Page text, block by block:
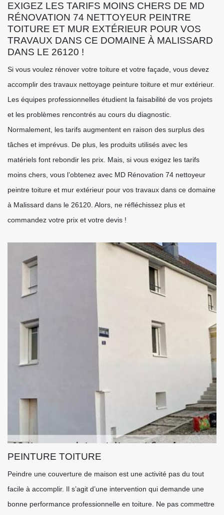
EXIGEZ LES TARIFS MOINS CHERS DE MD
RÉNOVATION 74 NETTOYEUR PEINTRE
TOITURE ET MUR EXTÉRIEUR POUR VOS
TRAVAUX DANS CE DOMAINE À MALISSARD
DANS LE 26120 !
Si vous voulez rénover votre toiture et votre façade, vous devez
accomplir des travaux nettoyage peinture toiture et mur extérieur.
Les équipes professionnelles étudient la faisabilité de vos projets
et les problèmes rencontrés au cours du diagnostic.
Normalement, les tarifs augmentent en raison des surplus des
tâches et imprévus. De plus, les produits utilisés avec les
matériels font rebondir les prix. Mais, si vous exigez les tarifs
moins chers, vous l’obtenez avec MD Rénovation 74 nettoyeur
peintre toiture et mur extérieur pour vos travaux dans ce domaine
à Malissard dans le 26120. Alors, ne réfléchissez plus et
commandez votre prix et votre devis !
PEINTURE TOITURE
Peindre une couverture de maison est une activité pas du tout
facile à accomplir. Il s’agit d’une intervention qui demande une
bonne performance professionnelle en toiture. Ne pas commettre